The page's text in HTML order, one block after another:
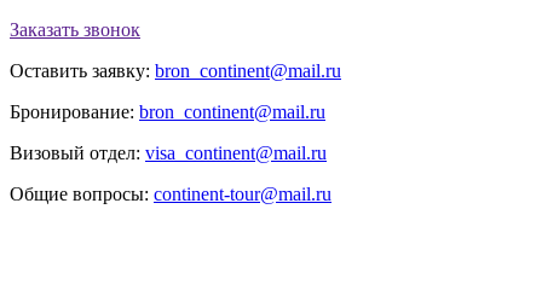
Заказать звонок
Оставить заявку: bron_continent@mail.ru
Бронирование: bron_continent@mail.ru
Визовый отдел: visa_continent@mail.ru
Общие вопросы: continent-tour@mail.ru